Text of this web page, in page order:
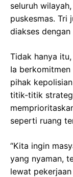
seluruh
puskesmas. Tri
diakses dengan
Tidak hanya
Ia
pihak
titik-titik
seperti ruang
“Kita ingin
yang nyaman,
lewat